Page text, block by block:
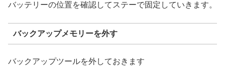
バッテリーの位置を確認してステーで固定していきます。
バックアップメモリーを外す
バックアップツールを外しておきます